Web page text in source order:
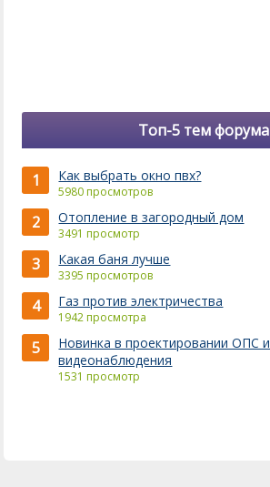
Топ-5 тем форума
1 Как выбрать окно пвх?
5980 просмотров
2 Отопление в загородный дом
3491 просмотр
3 Какая баня лучше
3395 просмотров
4 Газ против электричества
1942 просмотра
5
Новинка в проектировании ОПС и
видеонаблюдения
1531 просмотр